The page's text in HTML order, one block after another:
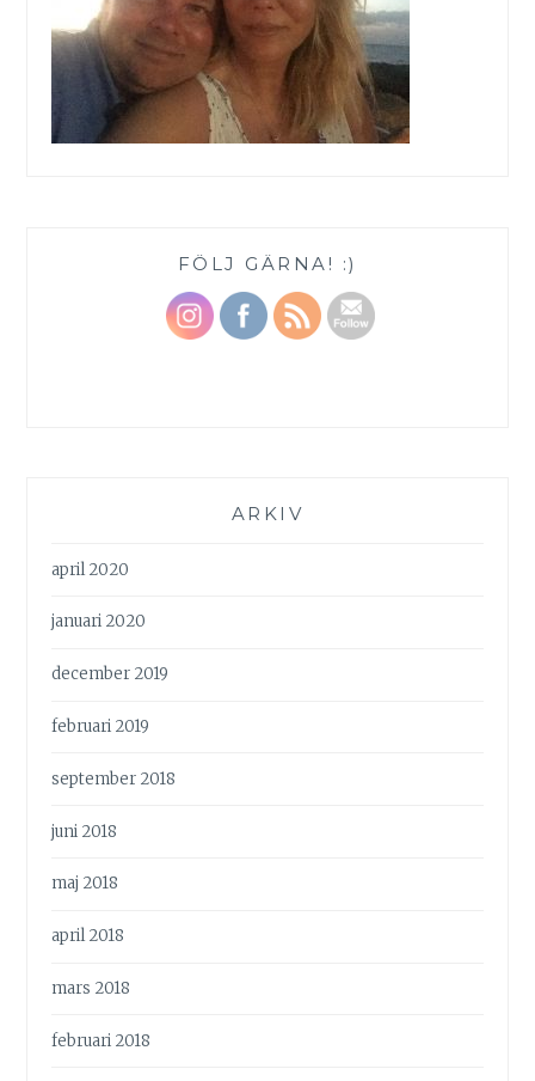
FÖLJ GÄRNA! :)
ARKIV
april 2020
januari 2020
december 2019
februari 2019
september 2018
juni 2018
maj 2018
april 2018
mars 2018
februari 2018